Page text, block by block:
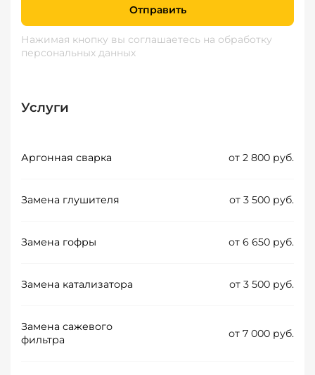
Отправить
Нажимая кнопку вы соглашаетесь на обработку
персональных данных
Услуги
Аргонная сварка от 2 800 руб.
Замена глушителя от 3 500 руб.
Замена гофры от 6 650 руб.
Замена катализатора от 3 500 руб.
Замена сажевого
фильтра
от 7 000 руб.